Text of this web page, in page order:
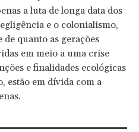
a luta de longa data dos
e o colonialismo,
quanto as gerações
em meio a uma crise
e finalidades ecológicas
estão em dívida com a